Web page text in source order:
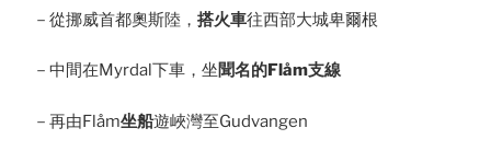
－從挪威首都奧斯陸， 搭火車往西部大城卑爾根
－中間在Myrdal下車，坐聞名的Flåm支線
－再由Flåm坐船遊峽灣至Gudvangen